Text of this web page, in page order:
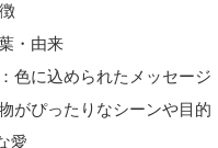
・由来
色に込められたメッセージ
がぴったりなシーンや目的
愛